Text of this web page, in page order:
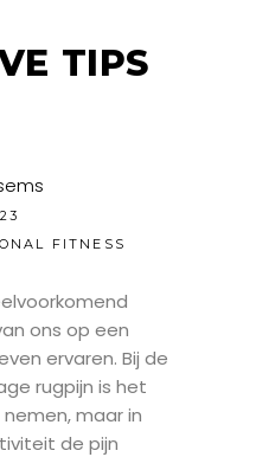
TIPS
FITNESS
ons op een
ervaren. Bij de
rugpijn is het
maar in
de pijn